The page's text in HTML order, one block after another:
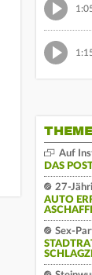
Auf
DAS
27-
AUTO
Sex-